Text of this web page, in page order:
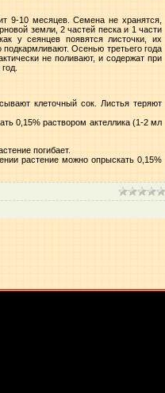
9-10 месяцев. Семена не хранятся,
земли, 2 частей песка и 1 части
у сеянцев появятся листочки, их
Осенью третьего года
не поливают, и содержат при
клеточный сок. Листья теряют
0,15% раствором актеллика (1-2 мл
погибает.
растение можно опрыскать 0,15%